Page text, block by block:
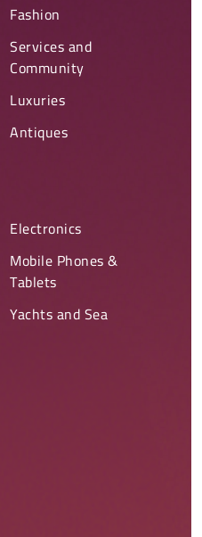
Fashion
Services and
Community
Luxuries
Antiques
Electronics
Mobile Phones &
Tablets
Yachts and Sea